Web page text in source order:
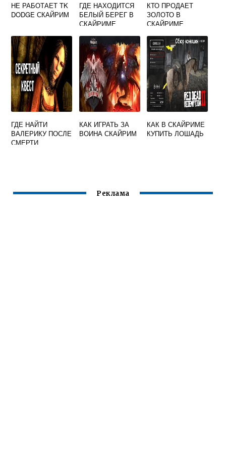
НЕ РАБОТАЕТ TK
DODGE СКАЙРИМ
ГДЕ НАХОДИТСЯ
БЕЛЫЙ БЕРЕГ В
СКАЙРИМЕ
КТО ПРОДАЕТ
ЗОЛОТО В
СКАЙРИМЕ
ГДЕ НАЙТИ
ВАЛЕРИКУ ПОСЛЕ
СМЕРТИ
КАК ИГРАТЬ ЗА
ВОИНА СКАЙРИМ
КАК В СКАЙРИМЕ
КУПИТЬ ЛОШАДЬ
Реклама